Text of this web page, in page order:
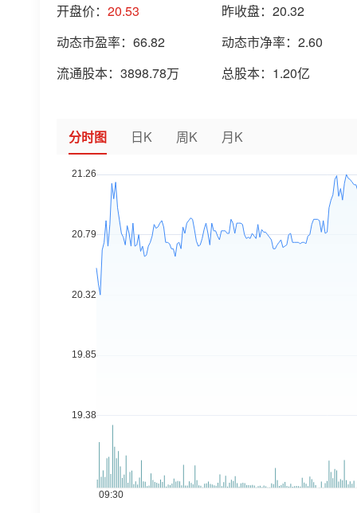
开盘价： 20.53 昨收盘： 20.32
动态市盈率： 66.82 动态市净率： 2.60
流通股本： 3898.78万 总股本： 1.20亿
分时图 日K 周K 月K